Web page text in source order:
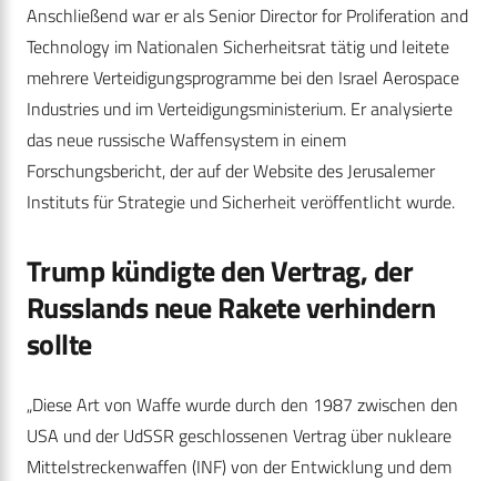
Anschließend war er als Senior Director for Proliferation and
Technology im Nationalen Sicherheitsrat tätig und leitete
mehrere Verteidigungsprogramme bei den Israel Aerospace
Industries und im Verteidigungsministerium. Er analysierte
das neue russische Waffensystem in einem
Forschungsbericht, der auf der Website des Jerusalemer
Instituts für Strategie und Sicherheit veröffentlicht wurde.
Trump kündigte den Vertrag, der
Russlands neue Rakete verhindern
sollte
„Diese Art von Waffe wurde durch den 1987 zwischen den
USA und der UdSSR geschlossenen Vertrag über nukleare
Mittelstreckenwaffen (INF) von der Entwicklung und dem